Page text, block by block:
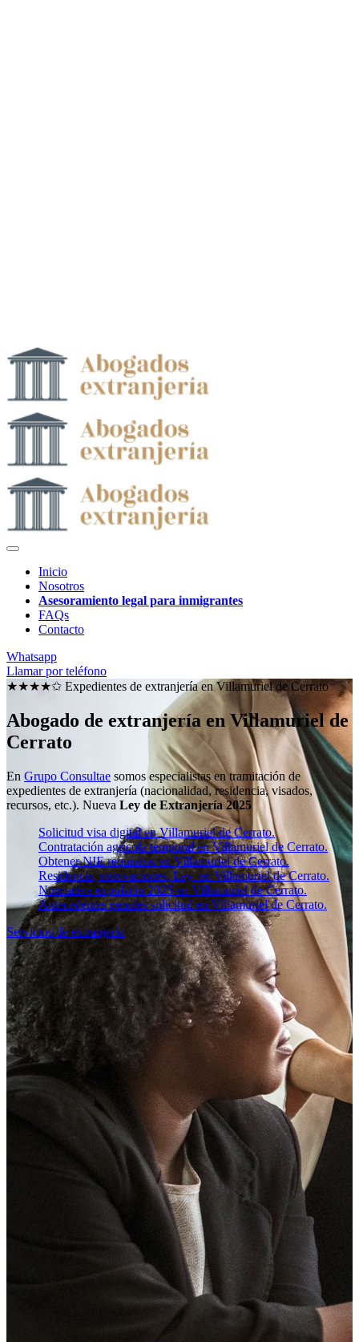
Inicio
Nosotros
Asesoramiento legal para inmigrantes
FAQs
Contacto
Whatsapp
Llamar por teléfono
★★★★✩ Expedientes de extranjería enVillamuriel de Cerrato
Abogado de extranjería en Villamuriel de
Cerrato
En Grupo Consultae somos especialistas en tramitación de
expedientes de extranjería (nacionalidad, residencia, visados,
recursos, etc.). Nueva Ley de Extranjería 2025
Solicitud visa digital en Villamuriel de Cerrato.
Contratación agrícola temporal en Villamuriel de Cerrato.
Obtener NIE requisitos en Villamuriel de Cerrato.
Residencia, renovaciones, Ley. en Villamuriel de Cerrato.
Normativa expulsión 2025 en Villamuriel de Cerrato.
Antecedentes penales solicitud en Villamuriel de Cerrato.
Servicios de extranjería